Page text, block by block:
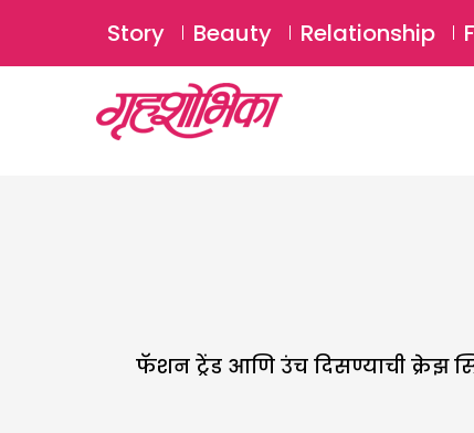
Story Beauty Relationship
फॅशन ट्रेंड आणि उंच दिसण्याची क्रेझ